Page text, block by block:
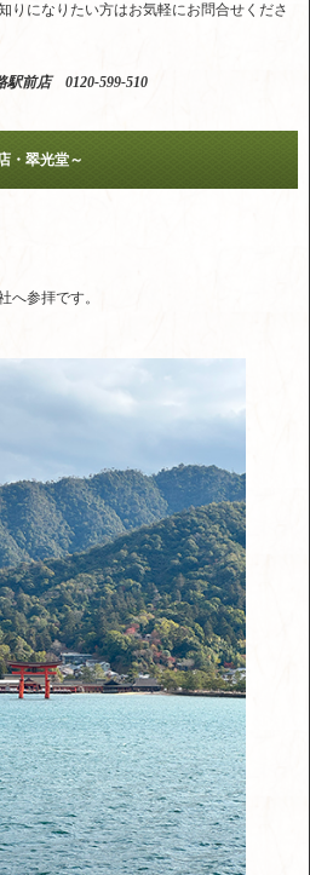
りになりたい方はお気軽にお問合せくださ
前店 0120-599-510
・翠光堂～
へ参拝です。